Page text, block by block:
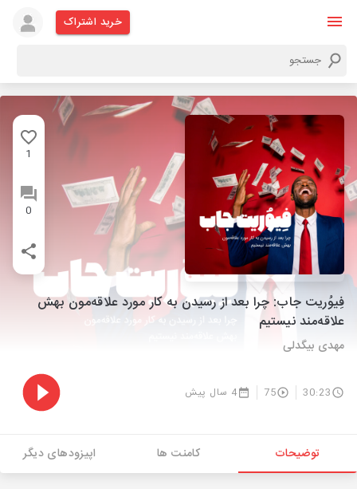
خرید اشتراک
1
0
فِیوُریت جاب: چرا بعد از رسیدن به کار مورد علاقه‌مون بهش
علاقه‌مند نیستیم
مهدی بیگدلی
30:23
75 4 سال پیش
توضیحات کامنت ها اپیزودهای دیگر